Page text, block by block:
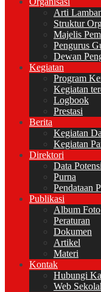
Arti
Struktur
Majelis
Pengurus
Dewan
Kegiatan
Program
Kegiatan
Logbook
Prestasi
Berita
Kegiatan
Kegiatan
Direktori
Data Potensi
Purna
Pendataan
Publikasi
Album Foto
Peraturan
Dokumen
Artikel
Materi
Kontak
Hubungi
Web